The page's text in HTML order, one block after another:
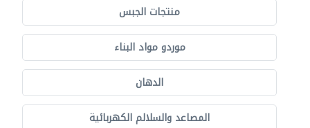
منتجات الجبس
موردو مواد البناء
الدهان
المصاعد والسلالم الكهربائية